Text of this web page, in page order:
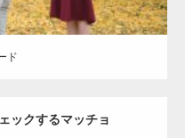
ド
ックするマッチョ